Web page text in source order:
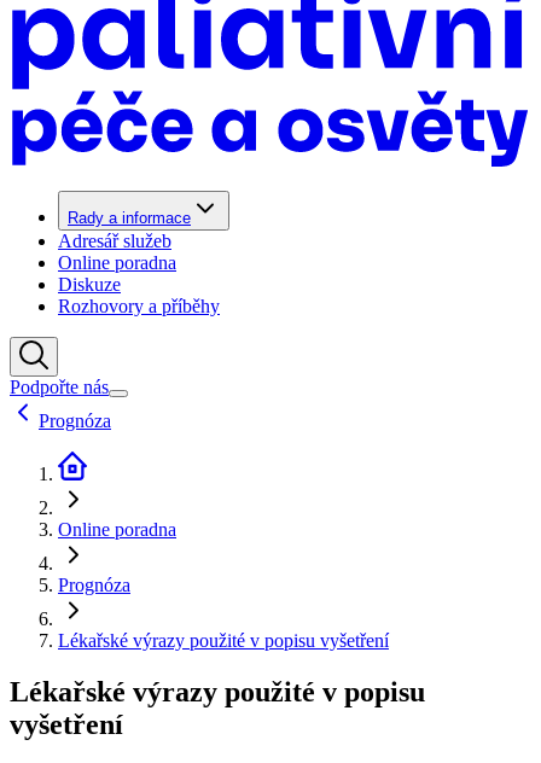
Rady a informace
Adresář služeb
Online poradna
Diskuze
Rozhovory a příběhy
Podpořte nás
Prognóza
Online poradna
Prognóza
Lékařské výrazy použité v popisu vyšetření
Lékařské výrazy použité v popisu
vyšetření